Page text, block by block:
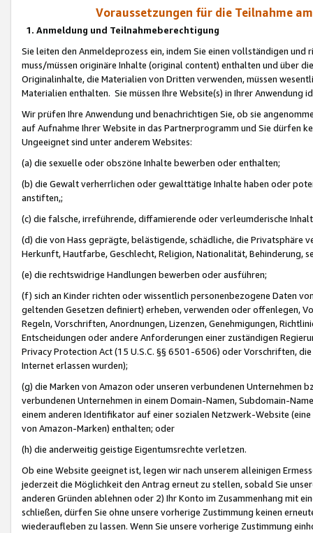
Voraussetzungen für die Teilnahme
1. Anmeldung und Teilnahmeberechtigung
Sie leiten den Anmeldeprozess ein, indem Sie einen vollständigen
muss/müssen originäre Inhalte (original content) enthalten und über
Originalinhalte, die Materialien von Dritten verwenden, müssen
Materialien enthalten. Sie müssen Ihre Website(s) in Ihrer Anwendung
Wir prüfen Ihre Anwendung und benachrichtigen Sie, ob sie
auf Aufnahme Ihrer Website in das Partnerprogramm und Sie dürfen
Ungeeignet sind unter anderem Websites:
(a) die sexuelle oder obszöne Inhalte bewerben oder enthalten;
(b) die Gewalt verherrlichen oder gewalttätige Inhalte haben oder
anstiften,;
(c) die falsche, irreführende, diffamierende oder verleumderische
(d) die von Hass geprägte, belästigende, schädliche, die Privatsphäre
Herkunft, Hautfarbe, Geschlecht, Religion, Nationalität, Behinderung,
(e) die rechtswidrige Handlungen bewerben oder ausführen;
(f) sich an Kinder richten oder wissentlich personenbezogene Daten
geltenden Gesetzen definiert) erheben, verwenden oder offenlegen,
Regeln, Vorschriften, Anordnungen, Lizenzen, Genehmigungen,
Entscheidungen oder andere Anforderungen einer zuständigen
Privacy Protection Act (15 U.S.C. §§ 6501-6506) oder Vorschriften,
Internet erlassen wurden);
(g) die Marken von Amazon oder unseren verbundenen Unternehmen
verbundenen Unternehmen in einem Domain-Namen, Subdomain-
einem anderen Identifikator auf einer sozialen Netzwerk-Website
von Amazon-Marken) enthalten; oder
(h) die anderweitig geistige Eigentumsrechte verletzen.
Ob eine Website geeignet ist, legen wir nach unserem alleinigen
jederzeit die Möglichkeit den Antrag erneut zu stellen, sobald Sie
anderen Gründen ablehnen oder 2) Ihr Konto im Zusammenhang mit
schließen, dürfen Sie ohne unsere vorherige Zustimmung keinen
wiederaufleben zu lassen. Wenn Sie unsere vorherige Zustimmung